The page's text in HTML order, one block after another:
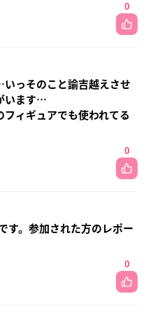
0
っそのこと諭吉越えさせ
います…
ィギュアでも使われてる
0
す。参加された方のレポー
0